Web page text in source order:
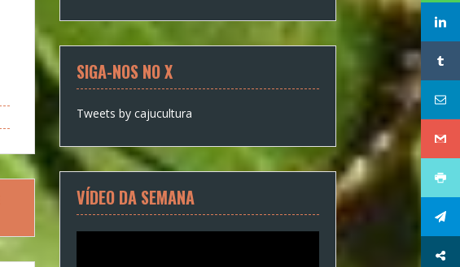
SIGA-NOS NO X
Tweets by cajucultura
VÍDEO DA SEMANA